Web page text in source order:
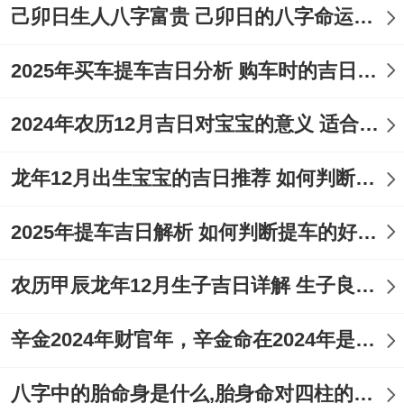
己卯日生人八字富贵 己卯日的八字命运如何
2025年买车提车吉日分析 购车时的吉日与禁忌
2024年农历12月吉日对宝宝的意义 适合龙年宝宝出生的日子有哪些
龙年12月出生宝宝的吉日推荐 如何判断吉日是否适合宝宝
2025年提车吉日解析 如何判断提车的好日子
农历甲辰龙年12月生子吉日详解 生子良辰的影响因素
辛金2024年财官年，辛金命在2024年是财官年还是财印年
八字中的胎命身是什么,胎身命对四柱的影响